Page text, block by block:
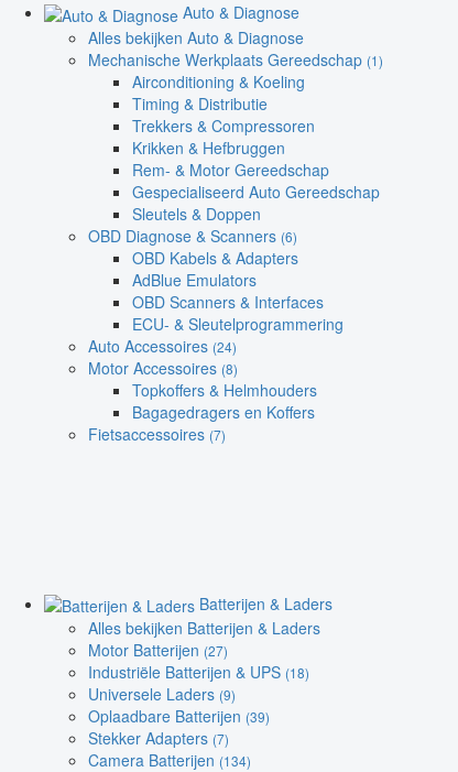
Auto & Diagnose
Alles bekijken Auto & Diagnose
Mechanische Werkplaats Gereedschap (1)
Airconditioning & Koeling
Timing & Distributie
Trekkers & Compressoren
Krikken & Hefbruggen
Rem- & Motor Gereedschap
Gespecialiseerd Auto Gereedschap
Sleutels & Doppen
OBD Diagnose & Scanners (6)
OBD Kabels & Adapters
AdBlue Emulators
OBD Scanners & Interfaces
ECU- & Sleutelprogrammering
Auto Accessoires (24)
Motor Accessoires (8)
Topkoffers & Helmhouders
Bagagedragers en Koffers
Fietsaccessoires (7)
Batterijen & Laders
Alles bekijken Batterijen & Laders
Motor Batterijen (27)
Industriële Batterijen & UPS (18)
Universele Laders (9)
Oplaadbare Batterijen (39)
Stekker Adapters (7)
Camera Batterijen (134)